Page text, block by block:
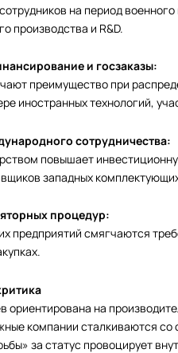
на период
производства и R&D.
и госзаказы:
преимущество при
иностранных технологий,
сотрудничества:
повышает
западных
процедур:
предприятий смягчаются
ориентирована на
компании сталкиваются
за статус провоцирует